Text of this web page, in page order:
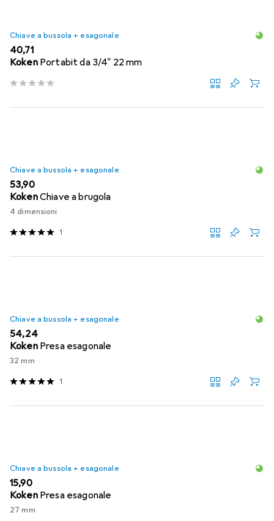
Chiave a bussola + esagonale
EUR
40,71
Koken Portabit da 3/4" 22 mm
Chiave a bussola + esagonale
EUR
53,90
KokenChiave a brugola
4 dimensioni
1
Chiave a bussola + esagonale
EUR
54,24
Koken Presa esagonale
32 mm
1
Chiave a bussola + esagonale
EUR
15,90
Koken Presa esagonale
27 mm